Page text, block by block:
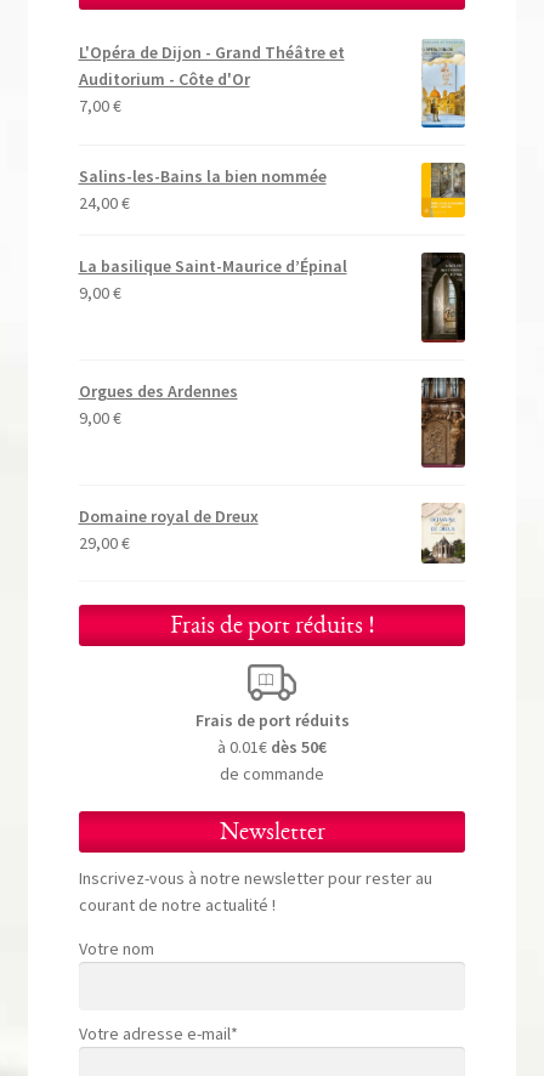
L'Opéra de Dijon - Grand Théâtre et
Auditorium - Côte d'Or
7,00€
Salins-les-Bains la bien nommée
24,00€
La basilique Saint-Maurice d’Épinal
9,00€
Orgues des Ardennes
9,00€
Domaine royal de Dreux
29,00€
Frais de port réduits !
Frais de port réduits
à 0.01€ dès 50€
de commande
Newsletter
Inscrivez-vous à notre newsletter pour rester au
courant de notre actualité !
Votre nom
Votre adresse e-mail*